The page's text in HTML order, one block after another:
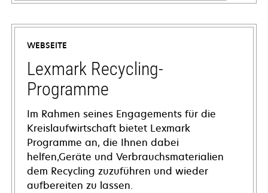
wird
in
neuen
Registerkarte
geöffnet
WEBSEITE
Lexmark Recycling-
Programme
Im Rahmen seines Engagements für die
Kreislaufwirtschaft bietet Lexmark
Programme an, die Ihnen dabei
helfen,Geräte und Verbrauchsmaterialien
dem Recycling zuzuführen und wieder
aufbereiten zu lassen.